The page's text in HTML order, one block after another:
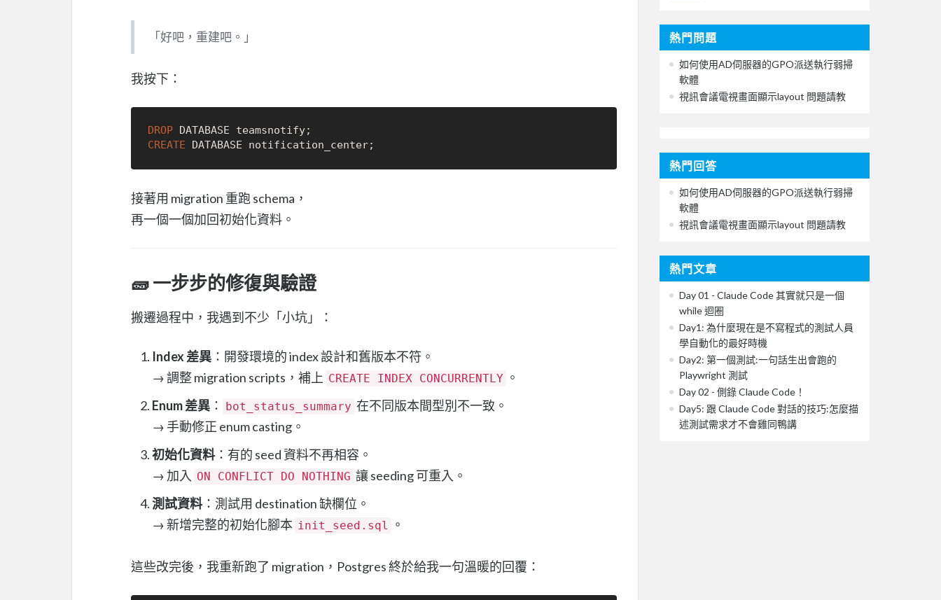
「好吧，重建吧。」
我按下：
DROP
CREATE
接著用 migration 重跑 schema，
再一個一個加回初始化資料。
🧱 一步步的修復與驗證
搬遷過程中，我遇到不少「小坑」：
Index 差異 ：開發環境的 index 設計和舊版本不符。
→ 調整 migration scripts，補上 CREATE INDEX CONCURRENTLY 。
Enum 差異 ： bot_status_summary 在不同版本間型別不一致。
→ 手動修正 enum casting。
初始化資料：有的 seed 資料不再相容。
→ 加入 ON CONFLICT DO NOTHING 讓 seeding 可重入。
測試資料：測試用 destination 缺欄位。
→ 新增完整的初始化腳本 init_seed.sql 。
這些改完後，我重新跑了 migration，Postgres 終於給我一句溫暖的回覆：
熱門問題
如何使用AD伺服器的GPO派送執行弱掃
軟體
視訊會議電視畫面顯示layout 問題請教
熱門回答
如何使用AD伺服器的GPO派送執行弱掃
軟體
視訊會議電視畫面顯示layout 問題請教
熱門文章
Day 01 - Claude Code 其實就只是一個
while 迴圈
Day1: 為什麼現在是不寫程式的測試人員
學自動化的最好時機
Day2: 第一個測試:一句話生出會跑的
Playwright 測試
Day 02 - 側錄 Claude Code！
Day5: 跟 Claude Code 對話的技巧:怎麼描
述測試需求才不會雞同鴨講